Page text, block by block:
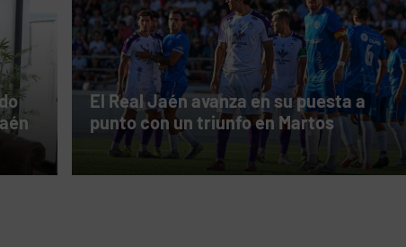
El Real Jaén avanza en su puesta a
punto con un triunfo en Martos